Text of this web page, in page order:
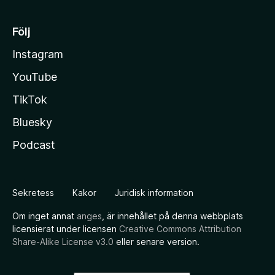
Följ
Instagram
YouTube
TikTok
Bluesky
Podcast
Sekretess Kakor Juridisk information
Om inget annat anges , är innehållet på denna webbplats
licensierat under licensen Creative Commons Attribution
Share-Alike License v3.0 eller senare version.